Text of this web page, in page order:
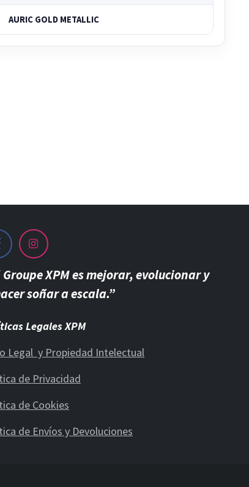
AURIC GOLD METALLIC
Groupe XPM es mejorar, evolucionar y
soñar a escala.”
Legales XPM
Legal y Propiedad Intelectual
de Privacidad
de Cookies
de Envíos y Devoluciones